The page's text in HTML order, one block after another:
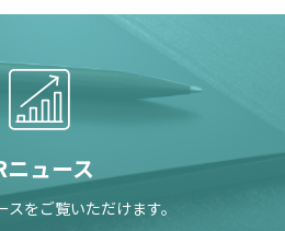
ニュース
スをご覧いただけます。